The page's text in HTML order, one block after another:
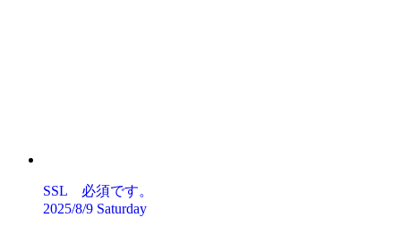
SSL 必須です。
2025/8/9 Saturday